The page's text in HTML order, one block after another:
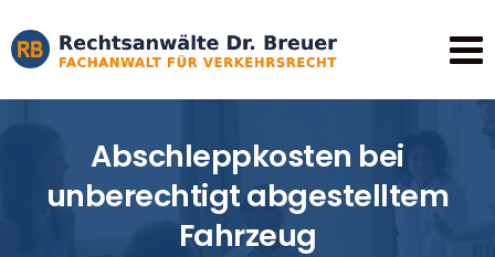
Abschleppkosten bei
unberechtigt abgestelltem
Fahrzeug